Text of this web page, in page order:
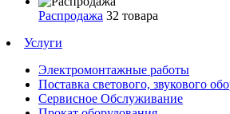
Распродажа 32 товара
Услуги
Электромонтажные работы
Поставка светового, звукового
Сервисное Обслуживание